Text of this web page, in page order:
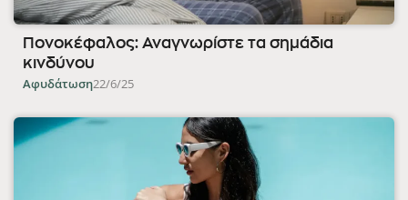
Πονοκέφαλος: Αναγνωρίστε τα σημάδια
κινδύνου
Αφυδάτωση22/6/25